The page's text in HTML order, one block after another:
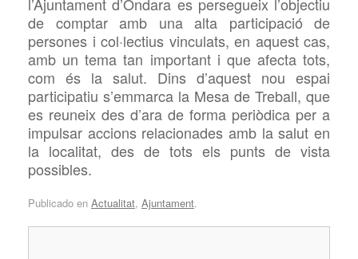
de comptar amb una alta participació de
persones i col·lectius vinculats, en aquest cas,
amb un tema tan important i que afecta tots,
com és la salut. Dins d’aquest nou espai
participatiu s’emmarca la Mesa de Treball, que
es reuneix des d’ara de forma periòdica per a
impulsar accions relacionades amb la salut en
la localitat, des de tots els punts de vista
possibles.
Publicado en Actualitat, Ajuntament.